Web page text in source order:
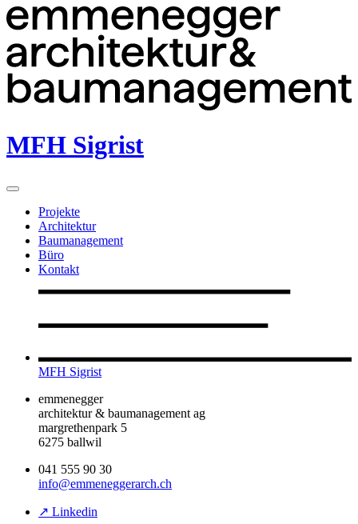
MFH Sigrist
Projekte
Architektur
Baumanagement
Büro
Kontakt
MFH Sigrist
emmenegger
architektur & baumanagement ag
margrethenpark 5
6275 ballwil
041 555 90 30
info@emmeneggerarch.ch
↗ Linkedin